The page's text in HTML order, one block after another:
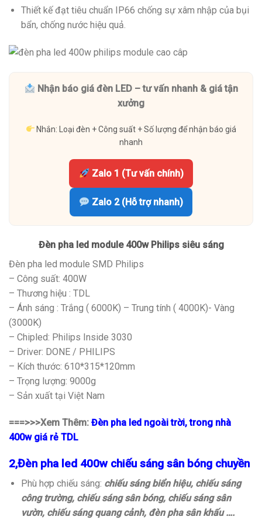
Thiết kế đạt tiêu chuẩn IP66 chống sự xâm nhập của bụi
bẩn, chống nước hiệu quả.
Nhận báo giá đèn LED – tư vấn nhanh & giá tận
xưởng
Nhắn: Loại đèn + Công suất + Số lượng để nhận báo giá
nhanh
Zalo 1 (Tư vấn chính)
Zalo 2 (Hỗ trợ nhanh)
Đèn pha led module 400w Philips siêu sáng
Đèn pha led module SMD Philips
– Công suất: 400W
– Thương hiệu : TDL
– Ánh sáng : Trắng ( 6000K) – Trung tính ( 4000K)- Vàng
(3000K)
– Chipled: Philips Inside 3030
– Driver: DONE / PHILIPS
– Kích thước: 610*315*120mm
– Trọng lượng: 9000g
– Sản xuất tại Việt Nam
===>>>Xem Thêm: Đèn pha led ngoài trời, trong nhà
400w giá rẻ TDL
2,Đèn pha led 400w chiếu sáng sân bóng chuyền
Phù hợp chiếu sáng: chiếu sáng biển hiệu, chiếu sáng
công trường, chiếu sáng sân bóng, chiếu sáng sân
vườn, chiếu sáng quang cảnh, đèn pha sân khấu ….